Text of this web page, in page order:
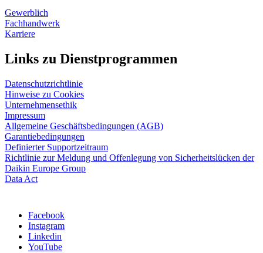
Gewerblich
Fachhandwerk
Karriere
Links zu Dienstprogrammen
Datenschutzrichtlinie
Hinweise zu Cookies
Unternehmensethik
Impressum
Allgemeine Geschäftsbedingungen (AGB)
Garantiebedingungen
Definierter Supportzeitraum
Richtlinie zur Meldung und Offenlegung von Sicherheitslücken der
Daikin Europe Group
Data Act
Facebook
Instagram
Linkedin
YouTube